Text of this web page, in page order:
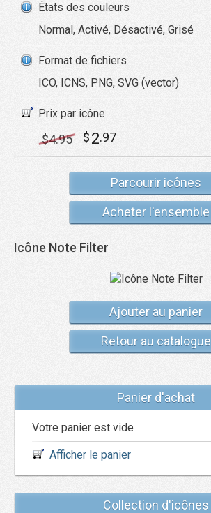
États des couleurs
Normal, Activé, Désactivé, Grisé
Format de fichiers
ICO, ICNS, PNG, SVG (vector)
Prix par icône
$4.95 $2.97
Parcourir icônes
Acheter l'ensemble
Icône Note Filter
Ajouter au panier
Retour au catalogue
Panier d'achat
Votre panier est vide
Afficher le panier
Collection d'icônes